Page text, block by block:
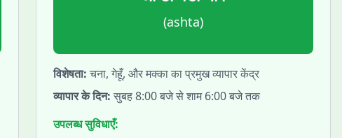
(ashta)
विशेषता: चना, गेहूँ, और मक्का का प्रमुख व्यापार केंद्र
व्यापार के दिन: सुबह 8:00 बजे से शाम 6:00 बजे तक
उपलब्ध सुविधाएँ: